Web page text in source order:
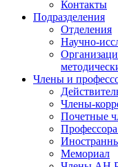
Контакты
Подразделения
Отделения
Научно-
Члены и
Члены-
Почетные
Мемориал